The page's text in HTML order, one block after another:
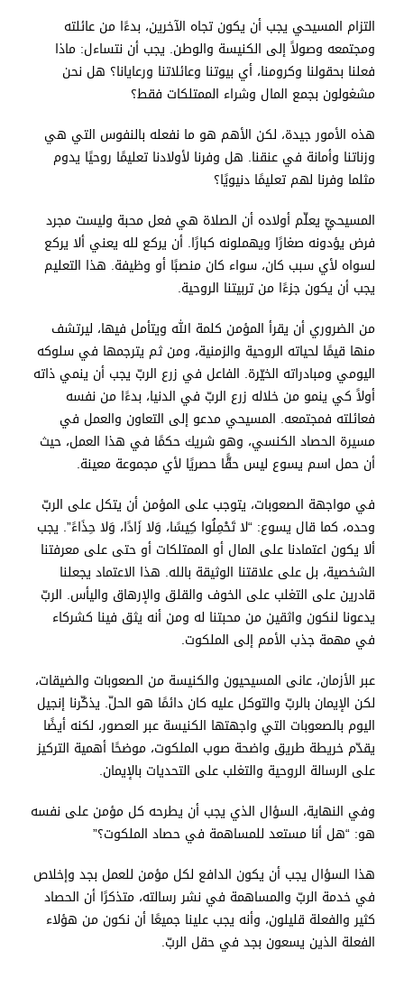
التزام المسيحي يجب أن يكون تجاه الآخرين، بدءًا من عائلته
ومجتمعه وصولاً إلى الكنيسة والوطن. يجب أن نتساءل: ماذا
فعلنا بحقولنا وكرومنا، أي بيوتنا وعائلاتنا ورعايانا؟ هل نحن
مشغولون بجمع المال وشراء الممتلكات فقط؟
هذه الأمور جيدة، لكن الأهم هو ما نفعله بالنفوس التي هي
وزناتنا وأمانة في عنقنا. هل وفرنا لأولادنا تعليمًا روحيًا يدوم
مثلما وفرنا لهم تعليمًا دنيويًا؟
المسيحيّ يعلّم أولاده أن الصلاة هي فعل محبة وليست مجرد
فرض يؤدونه صغارًا ويهملونه كبارًا. أن يركع لله يعني ألا يركع
لسواه لأي سبب كان، سواء كان منصبًا أو وظيفة. هذا التعليم
يجب أن يكون جزءًا من تربيتنا الروحية.
من الضروري أن يقرأ المؤمن كلمة الله ويتأمل فيها، ليرتشف
منها قيمًا لحياته الروحية والزمنية، ومن ثم يترجمها في سلوكه
اليومي ومبادراته الخيّرة. الفاعل في زرع الربّ يجب أن ينمي ذاته
أولاً كي ينمو من خلاله زرع الربّ في الدنيا، بدءًا من نفسه
فعائلته فمجتمعه. المسيحي مدعو إلى التعاون والعمل في
مسيرة الحصاد الكنسي، وهو شريك حكمًا في هذا العمل، حيث
أن حمل اسم يسوع ليس حقًّا حصريًا لأي مجموعة معينة.
في مواجهة الصعوبات، يتوجب على المؤمن أن يتكل على الربّ
وحده، كما قال يسوع: “لا تَحْمِلُوا كِيسًا، وَلا زَادًا، وَلا حِذَاءً”. يجب
ألا يكون اعتمادنا على المال أو الممتلكات أو حتى على معرفتنا
الشخصية، بل على علاقتنا الوثيقة بالله. هذا الاعتماد يجعلنا
قادرين على التغلب على الخوف والقلق والإرهاق واليأس. الربّ
يدعونا لنكون واثقين من محبتنا له ومن أنه يثق فينا كشركاء
في مهمة جذب الأمم إلى الملكوت.
عبر الأزمان، عانى المسيحيون والكنيسة من الصعوبات والضيقات،
لكن الإيمان بالربّ والتوكل عليه كان دائمًا هو الحلّ. يذكّرنا إنجيل
اليوم بالصعوبات التي واجهتها الكنيسة عبر العصور، لكنه أيضًا
يقدّم خريطة طريق واضحة صوب الملكوت، موضحًا أهمية التركيز
على الرسالة الروحية والتغلب على التحديات بالإيمان.
وفي النهاية، السؤال الذي يجب أن يطرحه كل مؤمن على نفسه
هو: “هل أنا مستعد للمساهمة في حصاد الملكوت؟”
هذا السؤال يجب أن يكون الدافع لكل مؤمن للعمل بجد وإخلاص
في خدمة الربّ والمساهمة في نشر رسالته، متذكرًا أن الحصاد
كثير والفعلة قليلون، وأنه يجب علينا جميعًا أن نكون من هؤلاء
الفعلة الذين يسعون بجد في حقل الربّ.